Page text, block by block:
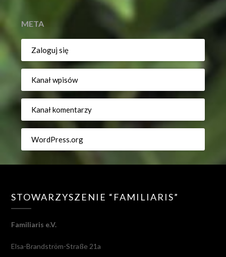
META
Zaloguj się
Kanał wpisów
Kanał komentarzy
WordPress.org
STOWARZYSZENIE “FAMILIARIS”
Familiaris e.V.
Elsa-Brandström-Straße 21a